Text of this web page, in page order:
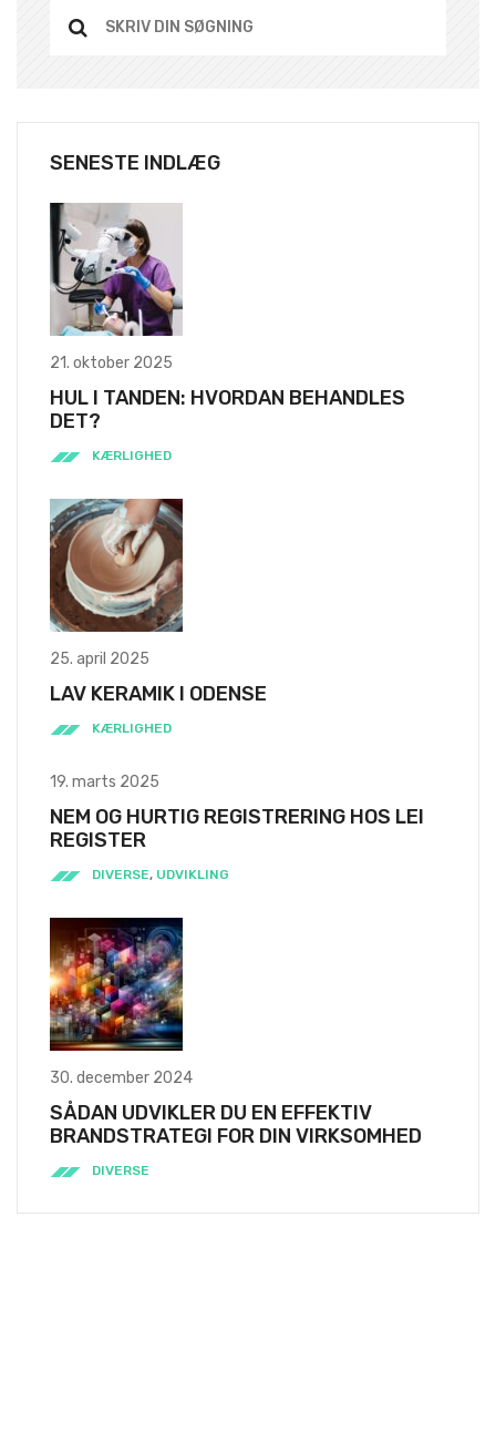
SENESTE INDLÆG
21. oktober 2025
HUL I TANDEN: HVORDAN BEHANDLES
DET?
KÆRLIGHED
25. april 2025
LAV KERAMIK I ODENSE
KÆRLIGHED
19. marts 2025
NEM OG HURTIG REGISTRERING HOS LEI
REGISTER
DIVERSE, UDVIKLING
30. december 2024
SÅDAN UDVIKLER DU EN EFFEKTIV
BRANDSTRATEGI FOR DIN VIRKSOMHED
DIVERSE